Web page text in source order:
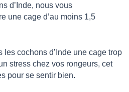
d’Inde, nous vous
une cage d’au moins 1,5
les cochons d’Inde une cage trop
stress chez vos rongeurs, cet
pour se sentir bien.